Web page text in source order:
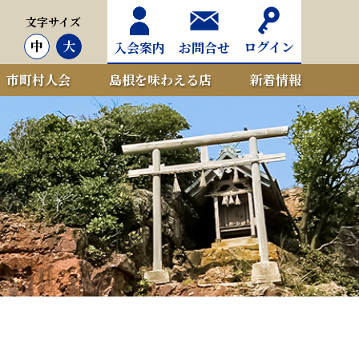
入会案内 お問合せ ログイン
文字サイズ
中
大
市町村人会 島根を味わえる店 新着情報